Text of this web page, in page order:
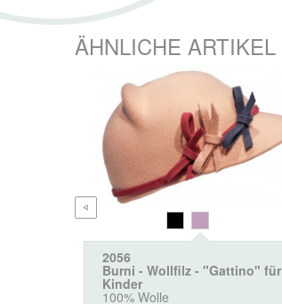
ÄHNLICHE ARTIKEL
2056
Burni - Wollfilz - "Gattino" für
Kinder
100% Wolle